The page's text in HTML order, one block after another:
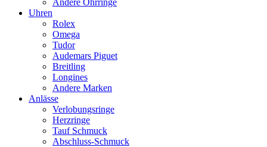
Andere Ohrringe
Uhren
Rolex
Omega
Tudor
Audemars Piguet
Breitling
Longines
Andere Marken
Anlässe
Verlobungsringe
Herzringe
Tauf Schmuck
Abschluss-Schmuck